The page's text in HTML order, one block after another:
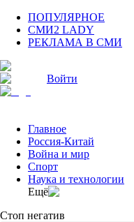
ПОПУЛЯРНОЕ
СМИ2 LADY
РЕКЛАМА В СМИ
Войти
Главное
Россия-Китай
Война и мир
Спорт
Наука и технологии
Eщё
Стоп негатив